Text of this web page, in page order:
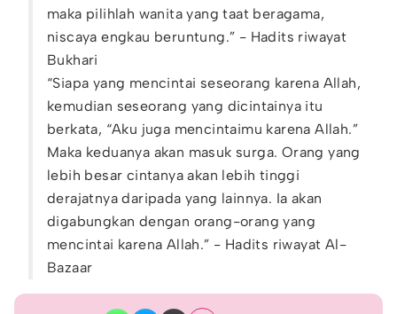
maka pilihlah wanita yang taat beragama,
niscaya engkau beruntung.” - Hadits riwayat
Bukhari
“Siapa yang mencintai seseorang karena Allah,
kemudian seseorang yang dicintainya itu
berkata, “Aku juga mencintaimu karena Allah.”
Maka keduanya akan masuk surga. Orang yang
lebih besar cintanya akan lebih tinggi
derajatnya daripada yang lainnya. Ia akan
digabungkan dengan orang-orang yang
mencintai karena Allah.” - Hadits riwayat Al-
Bazaar